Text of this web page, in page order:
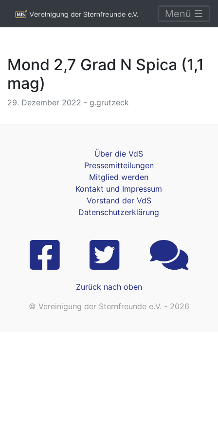
Menü ☰
Mond 2,7 Grad N Spica (1,1
mag)
29. Dezember 2022 - g.grutzeck
Über die VdS
Pressemitteilungen
Mitglied werden
Kontakt und Impressum
Vorstand der VdS
Datenschutzerklärung
Zurück nach oben
© Vereinigung der Sternfreunde e.V. - 2026